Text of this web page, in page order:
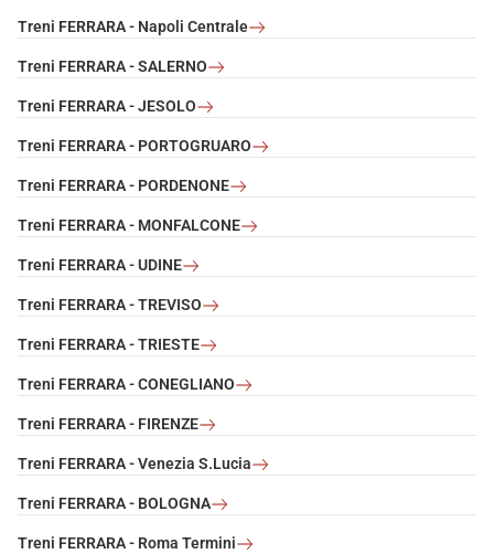
Treni FERRARA - Napoli Centrale
Treni FERRARA - SALERNO
Treni FERRARA - JESOLO
Treni FERRARA - PORTOGRUARO
Treni FERRARA - PORDENONE
Treni FERRARA - MONFALCONE
Treni FERRARA - UDINE
Treni FERRARA - TREVISO
Treni FERRARA - TRIESTE
Treni FERRARA - CONEGLIANO
Treni FERRARA - FIRENZE
Treni FERRARA - Venezia S.Lucia
Treni FERRARA - BOLOGNA
Treni FERRARA - Roma Termini